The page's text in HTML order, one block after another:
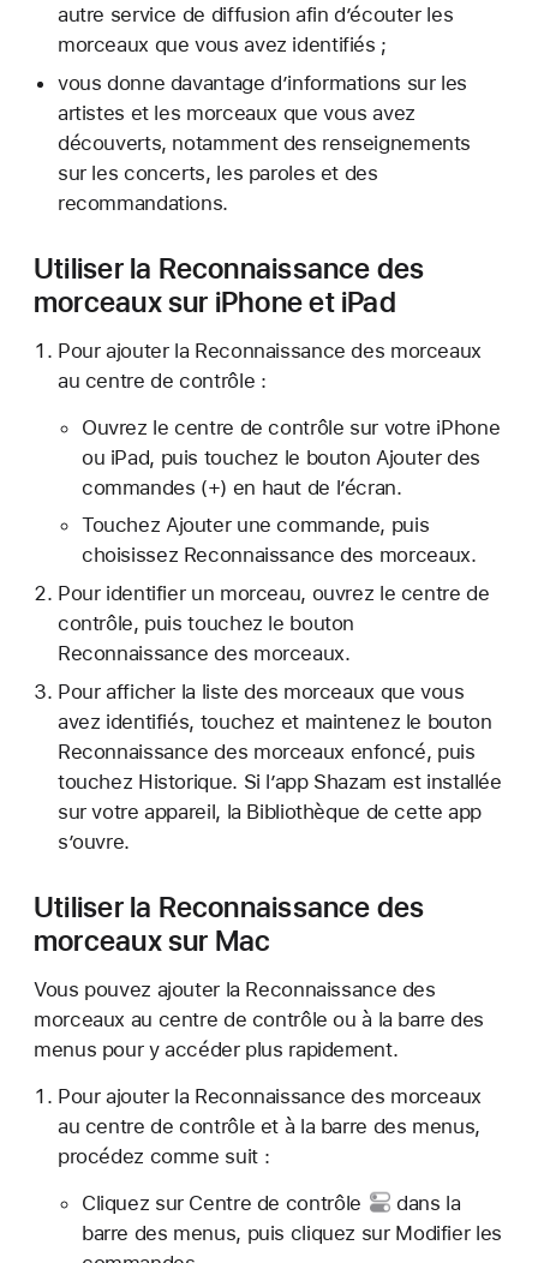
autre service de diffusion afin d’écouter les
morceaux que vous avez identifiés ;
vous donne davantage d’informations sur les
artistes et les morceaux que vous avez
découverts, notamment des renseignements
sur les concerts, les paroles et des
recommandations.
Utiliser la Reconnaissance des
morceaux sur iPhone et iPad
Pour ajouter la Reconnaissance des morceaux
au centre de contrôle :
Ouvrez le centre de contrôle sur votre iPhone
ou iPad, puis touchez le bouton Ajouter des
commandes (+) en haut de l’écran.
Touchez Ajouter une commande, puis
choisissez Reconnaissance des morceaux.
Pour identifier un morceau, ouvrez le centre de
contrôle, puis touchez le bouton
Reconnaissance des morceaux.
Pour afficher la liste des morceaux que vous
avez identifiés, touchez et maintenez le bouton
Reconnaissance des morceaux enfoncé, puis
touchez Historique. Si l’app Shazam est installée
sur votre appareil, la Bibliothèque de cette app
s’ouvre.
Utiliser la Reconnaissance des
morceaux sur Mac
Vous pouvez ajouter la Reconnaissance des
morceaux au centre de contrôle ou à la barre des
menus pour y accéder plus rapidement.
Pour ajouter la Reconnaissance des morceaux
au centre de contrôle et à la barre des menus,
procédez comme suit :
Cliquez sur Centre de contrôle
dans la
barre des menus, puis cliquez sur Modifier les